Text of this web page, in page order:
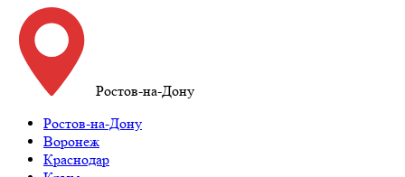
Ростов-на-Дону
Ростов-на-Дону
Воронеж
Краснодар